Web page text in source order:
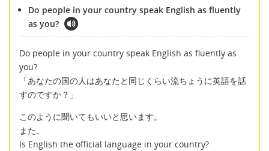
Do people in your country speak English as fluently
as you?
Do people in your country speak English as fluently as
you?
「あなたの国の人はあなたと同じくらい流ちょうに英語を話
すのですか？」
このように聞いてもいいと思います。
また、
Is English the official language in your country?